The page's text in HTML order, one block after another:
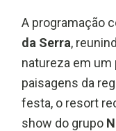
A programação
da Serra,
natureza em
paisagens da
festa, o resort
show do grupo